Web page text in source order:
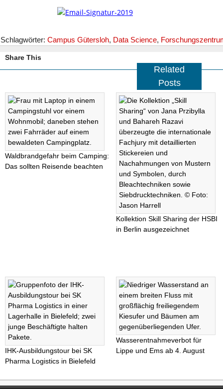
Schlagwörter: Campus Gütersloh, Data Science,
Share This
Related
Posts
Waldbrandgefahr beim Camping:
Das sollten Reisende beachten
Kollektion Skill Sharing der HSBI
in Berlin ausgezeichnet
IHK-Ausbildungstour bei SK
Pharma Logistics in Bielefeld
Wasserentnahmeverbot für
Lippe und Ems ab 4. August